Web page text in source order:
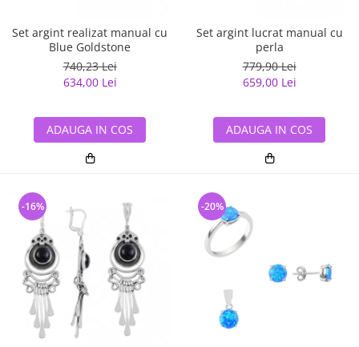
Set argint realizat manual cu
Blue Goldstone
740,23 Lei
634,00 Lei
ADAUGA IN COS
Set argint lucrat manual cu
perla
779,90 Lei
659,00 Lei
ADAUGA IN COS
-16% -20%